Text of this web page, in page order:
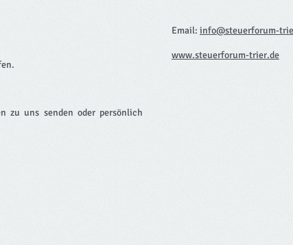
zu uns senden oder persönlich
Email: info@steuerforum-
www.steuerforum-trier.de